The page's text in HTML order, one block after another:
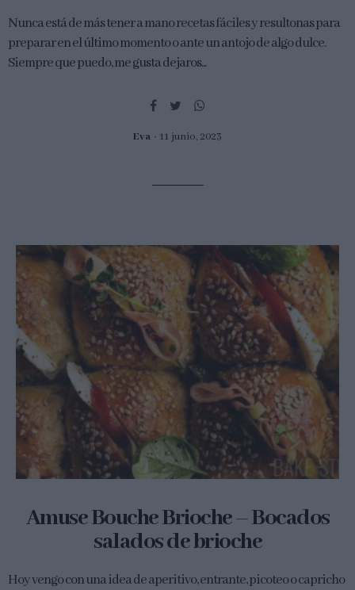
Nunca está de más tener a mano recetas fáciles y resultonas para
preparar en el último momento o ante un antojo de algo dulce.
Siempre que puedo, me gusta dejaros...
Eva 11 junio, 2023
Amuse Bouche Brioche – Bocados
salados de brioche
Hoy vengo con una idea de aperitivo, entrante, picoteo o capricho